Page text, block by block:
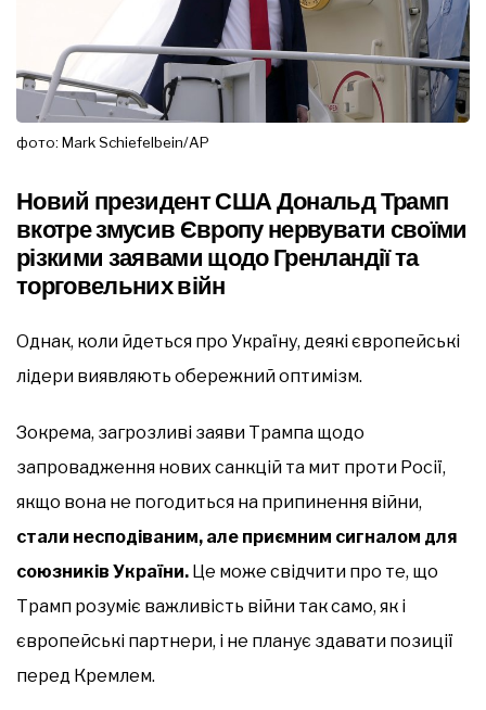
фото: Mark Schiefelbein/AP
Новий президент США Дональд Трамп
вкотре змусив Європу нервувати своїми
різкими заявами щодо Гренландії та
торговельних війн
Однак, коли йдеться про Україну, деякі європейські
лідери виявляють обережний оптимізм.
Зокрема, загрозливі заяви Трампа щодо
запровадження нових санкцій та мит проти Росії,
якщо вона не погодиться на припинення війни,
стали несподіваним, але приємним сигналом для
союзників України. Це може свідчити про те, що
Трамп розуміє важливість війни так само, як і
європейські партнери, і не планує здавати позиції
перед Кремлем.